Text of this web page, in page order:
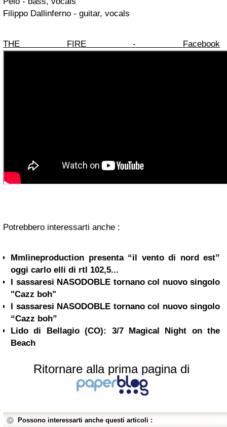
Filippo Dallinferno - guitar, vocals
THE FIRE - Facebook
Potrebbero interessarti anche :
Mmlineproduction presenta “il vento di nord est”
oggi carlo elli di rtl 102,5...
I sassaresi NASODOBLE tornano col nuovo singolo
"Cazz boh"
I sassaresi NASODOBLE tornano col nuovo singolo
“Cazz boh”
Lido di Bellagio (CO): 3/7 Magical Night on the
Beach
Ritornare alla prima pagina di
Possono interessarti anche questi articoli :